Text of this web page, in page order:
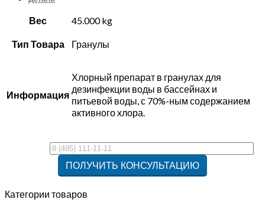
Вес 45.000 kg
Тип Товара Гранулы
Информация
Хлорный препарат в гранулах для
дезинфекции воды в бассейнах и
питьевой воды, с 70%-ным содержанием
активного хлора.
Категории товаров